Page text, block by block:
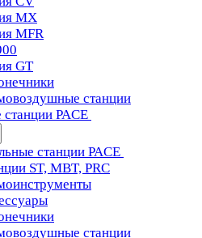
MX
MFR
GT
станции
PACE
станции PACE
ST, MBT, PRC
станции